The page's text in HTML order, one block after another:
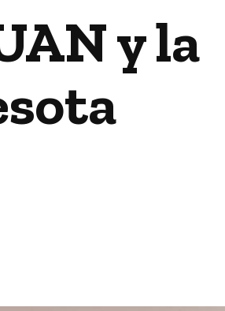
y la